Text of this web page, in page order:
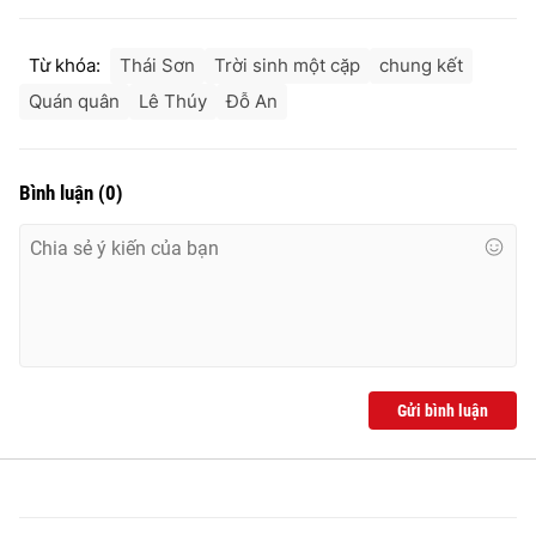
Từ khóa: Thái Sơn Trời sinh một cặp
chung kết
Quán quân
Lê Thúy Đỗ An
Bình luận (0)
Gửi bình luận